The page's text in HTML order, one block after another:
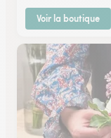
Voir la boutique